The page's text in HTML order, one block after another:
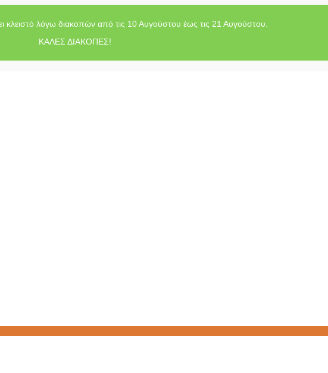
κλειστό λόγω διακοπών από τις 10 Αυγούστου έως τις 21 Αυγούστου.
ΚΑΛΕΣ ΔΙΑΚΟΠΕΣ!